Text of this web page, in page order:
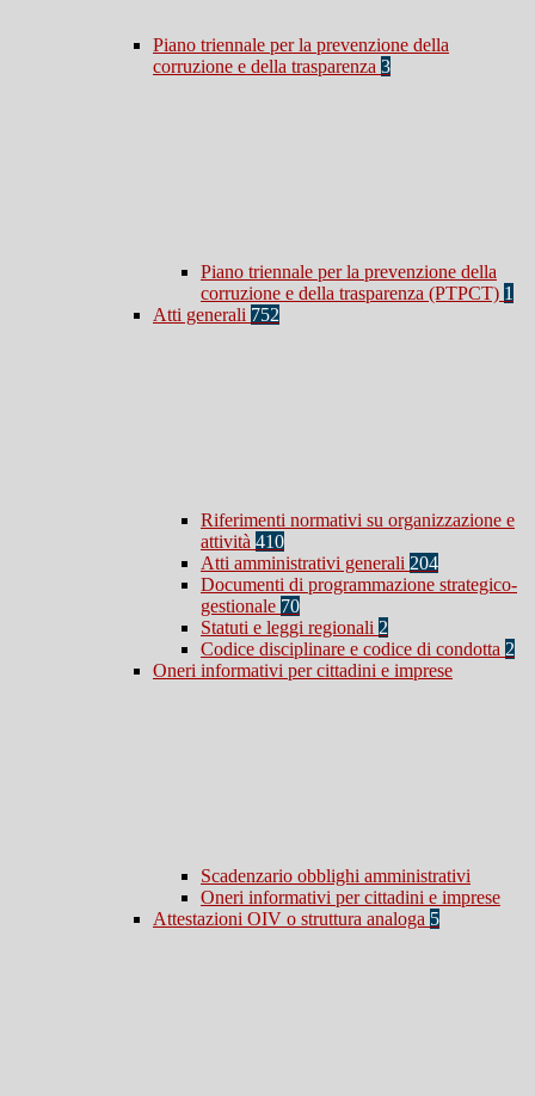
Piano triennale per la prevenzione della
corruzione e della trasparenza 3
Piano triennale per la prevenzione della
corruzione e della trasparenza (PTPCT) 1
Atti generali 752
Riferimenti normativi su organizzazione e
attività 410
Atti amministrativi generali 204
Documenti di programmazione strategico-
gestionale 70
Statuti e leggi regionali 2
Codice disciplinare e codice di condotta 2
Oneri informativi per cittadini e imprese
Scadenzario obblighi amministrativi
Oneri informativi per cittadini e imprese
Attestazioni OIV o struttura analoga 5